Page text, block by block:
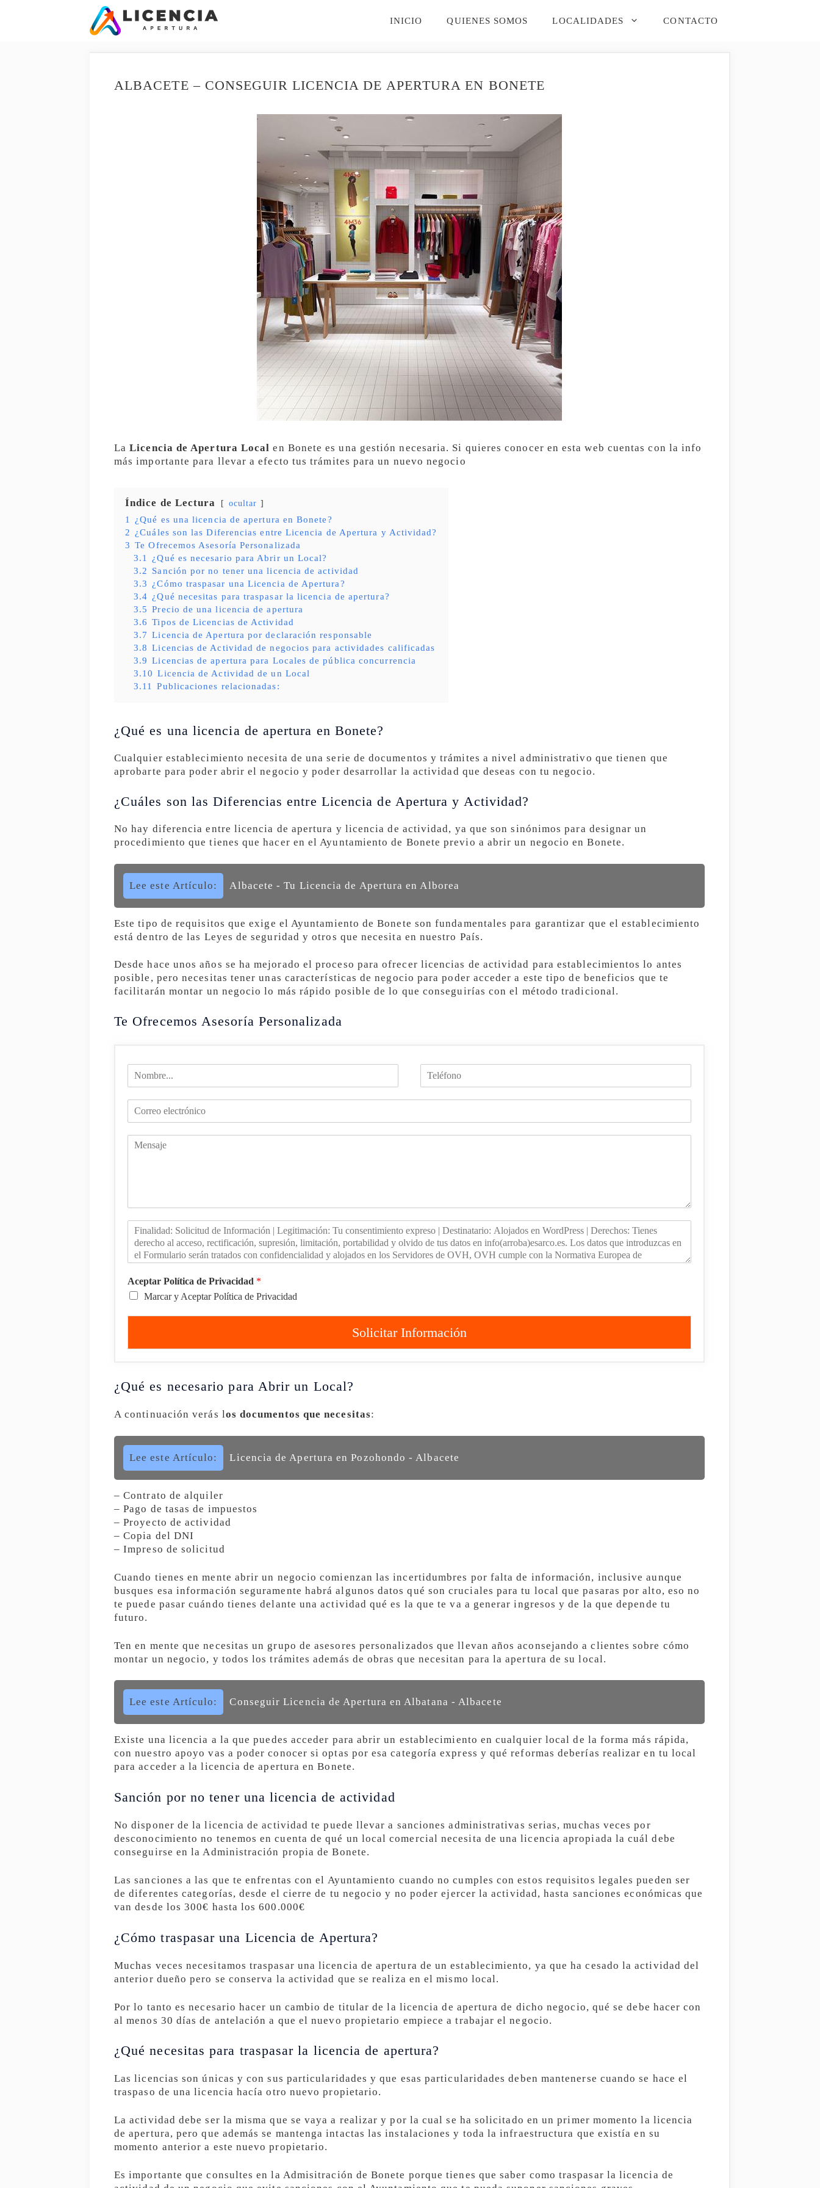
INICIO QUIENES SOMOS LOCALIDADES CONTACTO
ALBACETE – CONSEGUIR LICENCIA DE APERTURA EN BONETE
LaLicencia de Apertura Local en Bonete es una gestión necesaria. Si quieres conocer en esta web cuentas con la info
más importante para llevar a efecto tus trámites para un nuevo negocio
Índice de Lectura ocultar
1
¿Qué es una licencia de apertura en Bonete?
2 ¿Cuáles son las Diferencias entre Licencia de Apertura y Actividad?
3 Te Ofrecemos Asesoría Personalizada
3.1
¿Qué es necesario para Abrir un Local?
3.2 Sanción por no tener una licencia de actividad
3.3 ¿Cómo traspasar una Licencia de Apertura?
3.4 ¿Qué necesitas para traspasar la licencia de apertura?
3.5 Precio de una licencia de apertura
3.6 Tipos de Licencias de Actividad
3.7 Licencia de Apertura por declaración responsable
3.8 Licencias de Actividad de negocios para actividades calificadas
3.9 Licencias de apertura para Locales de pública concurrencia
3.10 Licencia de Actividad de un Local
3.11
Publicaciones relacionadas:
¿Qué es una licencia de apertura en Bonete?
Cualquier establecimiento necesita de una serie de documentos y trámites a nivel administrativo que tienen que
aprobarte para poder abrir el negocio y poder desarrollar la actividad que deseas con tu negocio.
¿Cuáles son las Diferencias entre Licencia de Apertura y Actividad?
No hay diferencia entre licencia de apertura y licencia de actividad, ya que son sinónimos para designar un
procedimiento que tienes que hacer en el Ayuntamiento de Bonete previo a abrir un negocio en Bonete.
Lee este Artículo: Albacete - Tu Licencia de Apertura en Alborea
Este tipo de requisitos que exige el Ayuntamiento de Bonete son fundamentales para garantizar que el establecimiento
está dentro de las Leyes de seguridad y otros que necesita en nuestro País.
Desde hace unos años se ha mejorado el proceso para ofrecer licencias de actividad para establecimientos lo antes
posible, pero necesitas tener unas características de negocio para poder acceder a este tipo de beneficios que te
facilitarán montar un negocio lo más rápido posible de lo que conseguirías con el método tradicional.
Te Ofrecemos Asesoría Personalizada
Aceptar Política de Privacidad *
Marcar y Aceptar Política de Privacidad
Solicitar Información
¿Qué es necesario para Abrir un Local?
A continuación verás los documentos que necesitas:
Lee este Artículo: Licencia de Apertura en Pozohondo - Albacete
– Contrato de alquiler
– Pago de tasas de impuestos
– Proyecto de actividad
– Copia del DNI
– Impreso de solicitud
Cuando tienes en mente abrir un negocio comienzan las incertidumbres por falta de información, inclusive aunque
busques esa información seguramente habrá algunos datos qué son cruciales para tu local que pasaras por alto, eso no
te puede pasar cuándo tienes delante una actividad qué es la que te va a generar ingresos y de la que depende tu
futuro.
Ten en mente que necesitas un grupo de asesores personalizados que llevan años aconsejando a clientes sobre cómo
montar un negocio, y todos los trámites además de obras que necesitan para la apertura de su local.
Lee este Artículo: Conseguir Licencia de Apertura en Albatana - Albacete
Existe una licencia a la que puedes acceder para abrir un establecimiento en cualquier local de la forma más rápida,
con nuestro apoyo vas a poder conocer si optas por esa categoría express y qué reformas deberías realizar en tu local
para acceder a la licencia de apertura en Bonete.
Sanción por no tener una licencia de actividad
No disponer de la licencia de actividad te puede llevar a sanciones administrativas serias, muchas veces por
desconocimiento no tenemos en cuenta de qué un local comercial necesita de una licencia apropiada la cuál debe
conseguirse en la Administración propia de Bonete.
Las sanciones a las que te enfrentas con el Ayuntamiento cuando no cumples con estos requisitos legales pueden ser
de diferentes categorías, desde el cierre de tu negocio y no poder ejercer la actividad, hasta sanciones económicas que
van desde los 300€ hasta los 600.000€
¿Cómo traspasar una Licencia de Apertura?
Muchas veces necesitamos traspasar una licencia de apertura de un establecimiento, ya que ha cesado la actividad del
anterior dueño pero se conserva la actividad que se realiza en el mismo local.
Por lo tanto es necesario hacer un cambio de titular de la licencia de apertura de dicho negocio, qué se debe hacer con
al menos 30 días de antelación a que el nuevo propietario empiece a trabajar el negocio.
¿Qué necesitas para traspasar la licencia de apertura?
Las licencias son únicas y con sus particularidades y que esas particularidades deben mantenerse cuando se hace el
traspaso de una licencia hacía otro nuevo propietario.
La actividad debe ser la misma que se vaya a realizar y por la cual se ha solicitado en un primer momento la licencia
de apertura, pero que además se mantenga intactas las instalaciones y toda la infraestructura que existía en su
momento anterior a este nuevo propietario.
Es importante que consultes en la Admisitración de Bonete porque tienes que saber como traspasar la licencia de